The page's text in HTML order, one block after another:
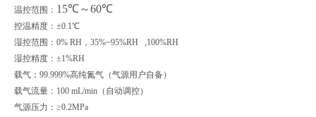
温控范围： 15℃～60℃
控温精度：±0.1℃
湿控范围：0% RH，35%~95%RH ,100%RH
湿控精度：±1%RH
载气：99.999%高纯氮气（气源用户自备）
载气流量：100 mL/min（自动调控）
气源压力：≥0.2MPa